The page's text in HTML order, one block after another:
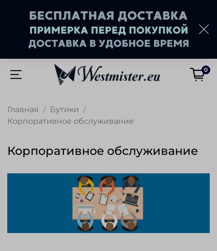
0
Главная
Бутики
Корпоративное обслуживание
Корпоративное обслуживание